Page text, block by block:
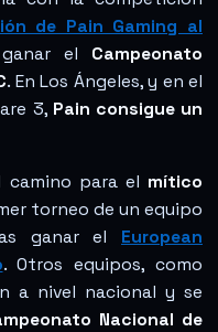
de Pain Gaming al
el Campeonato
. En Los Ángeles, y en el
3, Pain consigue un
camino para el mítico
torneo de un equipo
ganar el European
. Otros equipos, como
a nivel nacional y se
Nacional de